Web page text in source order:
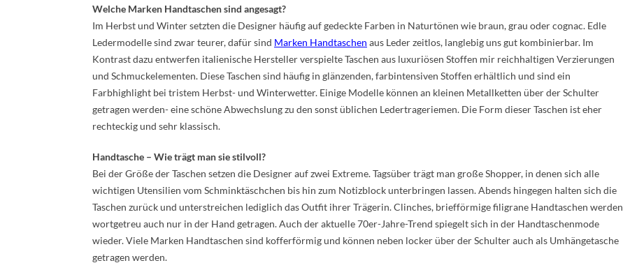
Welche Marken Handtaschen sind angesagt?
Im Herbst und Winter setzten die Designer häufig auf gedeckte Farben in Naturtönen wie braun, grau oder cognac. Edle
Ledermodelle sind zwar teurer, dafür sind Marken Handtaschen aus Leder zeitlos, langlebig uns gut kombinierbar. Im
Kontrast dazu entwerfen italienische Hersteller verspielte Taschen aus luxuriösen Stoffen mir reichhaltigen Verzierungen
und Schmuckelementen. Diese Taschen sind häufig in glänzenden, farbintensiven Stoffen erhältlich und sind ein
Farbhighlight bei tristem Herbst- und Winterwetter. Einige Modelle können an kleinen Metallketten über der Schulter
getragen werden- eine schöne Abwechslung zu den sonst üblichen Ledertrageriemen. Die Form dieser Taschen ist eher
rechteckig und sehr klassisch.
Handtasche – Wie trägt man sie stilvoll?
Bei der Größe der Taschen setzen die Designer auf zwei Extreme. Tagsüber trägt man große Shopper, in denen sich alle
wichtigen Utensilien vom Schminktäschchen bis hin zum Notizblock unterbringen lassen. Abends hingegen halten sich die
Taschen zurück und unterstreichen lediglich das Outfit ihrer Trägerin. Clinches, briefförmige filigrane Handtaschen werden
wortgetreu auch nur in der Hand getragen. Auch der aktuelle 70er-Jahre-Trend spiegelt sich in der Handtaschenmode
wieder. Viele Marken Handtaschen sind kofferförmig und können neben locker über der Schulter auch als Umhängetasche
getragen werden.